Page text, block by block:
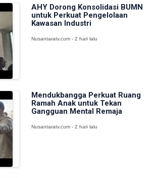
AHY Dorong Konsolidasi BUMN
untuk Perkuat Pengelolaan
Kawasan Industri
Nusantaratv.com - 2 hari lalu
Mendukbangga Perkuat Ruang
Ramah Anak untuk Tekan
Gangguan Mental Remaja
Nusantaratv.com - 2 hari lalu